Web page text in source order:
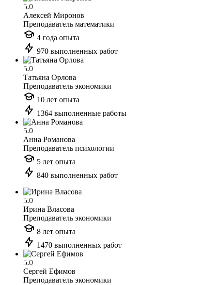
5.0
Алексей Миронов
Преподаватель математики
4 года опыта
970 выполненных работ
5.0
Татьяна Орлова
Преподаватель экономики
10 лет опыта
1364 выполненные работы
5.0
Анна Романова
Преподаватель психологии
5 лет опыта
840 выполненных работ
5.0
Ирина Власова
Преподаватель экономики
8 лет опыта
1470 выполненных работ
5.0
Сергей Ефимов
Преподаватель экономики